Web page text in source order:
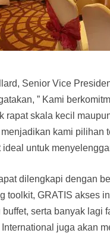
Senior Vice
” Kami
rapat skala kecil
kami pilihan
ideal untuk
dilengkapi dengan
toolkit, GRATIS akses
buffet, serta banyak
juga akan